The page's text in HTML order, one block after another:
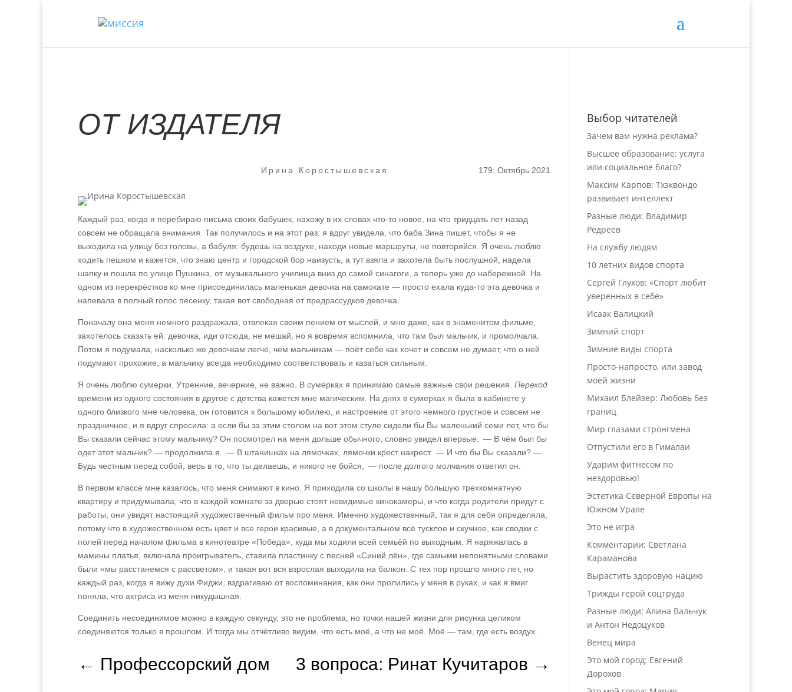
ОТ ИЗДАТЕЛЯ
Ирина Коростышевская 179: Октябрь 2021
Каждый раз, когда я перебираю письма своих бабушек, нахожу в их словах что-то новое, на что тридцать лет назад
совсем не обращала внимания. Так получилось и на этот раз: я вдруг увидела, что баба Зина пишет, чтобы я не
выходила на улицу без головы, а бабуля: будешь на воздухе, находи новые маршруты, не повторяйся. Я очень люблю
ходить пешком и кажется, что знаю центр и городской бор наизусть, а тут взяла и захотела быть послушной, надела
шапку и пошла по улице Пушкина, от музыкального училища вниз до самой синагоги, а теперь уже до набережной. На
одном из перекрёстков ко мне присоединилась маленькая девочка на самокате — просто ехала куда-то эта девочка и
напевала в полный голос песенку, такая вот свободная от предрассудков девочка.
Поначалу она меня немного раздражала, отвлекая своим пением от мыслей, и мне даже, как в знаменитом фильме,
захотелось сказать ей: девочка, иди отсюда, не мешай, но я вовремя вспомнила, что там был мальчик, и промолчала.
Потом я подумала, насколько же девочкам легче, чем мальчикам — поёт себе как хочет и совсем не думает, что о ней
подумают прохожие, а мальчику всегда необходимо соответствовать и казаться сильным.
Я очень люблю сумерки. Утренние, вечерние, не важно. В сумерках я принимаю самые важные свои решения. Переход
времени из одного состояния в другое с детства кажется мне магическим. На днях в сумерках я была в кабинете у
одного близкого мне человека, он готовится к большому юбилею, и настроение от этого немного грустное и совсем не
праздничное, и я вдруг спросила: а если бы за этим столом на вот этом стуле сидели бы Вы маленький семи лет, что бы
Вы сказали сейчас этому мальчику? Он посмотрел на меня дольше обычного, словно увидел впервые. — В чём был бы
одет этот мальчик? — продолжила я. — В штанишках на лямочках, лямочки крест накрест. — И что бы Вы сказали? —
Будь честным перед собой, верь в то, что ты делаешь, и никого не бойся, — после долгого молчания ответил он.
В первом классе мне казалось, что меня снимают в кино. Я приходила со школы в нашу большую трехкомнатную
квартиру и придумывала, что в каждой комнате за дверью стоят невидимые кинокамеры, и что когда родители придут с
работы, они увидят настоящий художественный фильм про меня. Именно художественный, так я для себя определяла,
потому что в художественном есть цвет и все герои красивые, а в документальном всё тусклое и скучное, как сводки с
полей перед началом фильма в кинотеатре «Победа», куда мы ходили всей семьёй по выходным. Я наряжалась в
мамины платья, включала проигрыватель, ставила пластинку с песней «Синий лён», где самыми непонятными словами
были «мы расстанемся с рассветом», и такая вот вся взрослая выходила на балкон. С тех пор прошло много лет, но
каждый раз, когда я вижу духи Фиджи, вздрагиваю от воспоминания, как они пролились у меня в руках, и как я вмиг
поняла, что актриса из меня никудышная.
Соединить несоединимое можно в каждую секунду, это не проблема, но точки нашей жизни для рисунка целиком
соединяются только в прошлом. И тогда мы отчётливо видим, что есть моё, а что не моё. Моё — там, где есть воздух.
← Профессорский дом 3 вопроса: Ринат Кучитаров →
Выбор читателей
Зачем вам нужна реклама?
Высшее образование: услуга
или социальное благо?
Максим Карпов: Тхэквондо
развивает интеллект
Разные люди: Владимир
Редреев
На службу людям
10 летних видов спорта
Сергей Глухов: «Спорт любит
уверенных в себе»
Исаак Валицкий
Зимний спорт
Зимние виды спорта
Просто-напросто, или завод
моей жизни
Михаил Блейзер: Любовь без
границ
Мир глазами стронгмена
Отпустили его в Гималаи
Ударим фитнесом по
нездоровью!
Эстетика Северной Европы на
Южном Урале
Это не игра
Комментарии: Светлана
Караманова
Вырастить здоровую нацию
Трижды герой соцтруда
Разные люди: Алина Вальчук
и Антон Недоцуков
Венец мира
Это мой город: Евгений
Дорохов